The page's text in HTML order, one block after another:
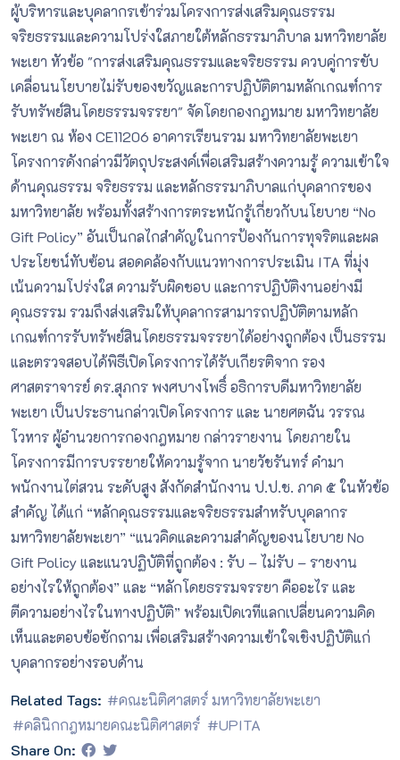
ผู้บริหารและบุคลากรเข้าร่วมโครงการส่งเสริมคุณธรรม
จริยธรรมและความโปร่งใสภายใต้หลักธรรมาภิบาล มหาวิทยาลัย
พะเยา หัวข้อ "การส่งเสริมคุณธรรมและจริยธรรม ควบคู่การขับ
เคลื่อนนโยบายไม่รับของขวัญและการปฏิบัติตามหลักเกณฑ์การ
รับทรัพย์สินโดยธรรมจรรยา" จัดโดยกองกฎหมาย มหาวิทยาลัย
พะเยา ณ ห้อง CE11206 อาคารเรียนรวม มหาวิทยาลัยพะเยา
โครงการดังกล่าวมีวัตถุประสงค์เพื่อเสริมสร้างความรู้ ความเข้าใจ
ด้านคุณธรรม จริยธรรม และหลักธรรมาภิบาลแก่บุคลากรของ
มหาวิทยาลัย พร้อมทั้งสร้างการตระหนักรู้เกี่ยวกับนโยบาย “No
Gift Policy” อันเป็นกลไกสำคัญในการป้องกันการทุจริตและผล
ประโยชน์ทับซ้อน สอดคล้องกับแนวทางการประเมิน ITA ที่มุ่ง
เน้นความโปร่งใส ความรับผิดชอบ และการปฏิบัติงานอย่างมี
คุณธรรม รวมถึงส่งเสริมให้บุคลากรสามารถปฏิบัติตามหลัก
เกณฑ์การรับทรัพย์สินโดยธรรมจรรยาได้อย่างถูกต้อง เป็นธรรม
และตรวจสอบได้พิธีเปิดโครงการได้รับเกียรติจาก รอง
ศาสตราจารย์ ดร.สุภกร พงศบางโพธิ์ อธิการบดีมหาวิทยาลัย
พะเยา เป็นประธานกล่าวเปิดโครงการ และ นายศตฉัน วรรณ
โวหาร ผู้อำนวยการกองกฎหมาย กล่าวรายงาน โดยภายใน
โครงการมีการบรรยายให้ความรู้จาก นายวัชรันทร์ คำมา
พนักงานไต่สวน ระดับสูง สังกัดสำนักงาน ป.ป.ช. ภาค ๕ ในหัวข้อ
สำคัญ ได้แก่ “หลักคุณธรรมและจริยธรรมสำหรับบุคลากร
มหาวิทยาลัยพะเยา” “แนวคิดและความสำคัญของนโยบาย No
Gift Policy และแนวปฏิบัติที่ถูกต้อง : รับ – ไม่รับ – รายงาน
อย่างไรให้ถูกต้อง” และ “หลักโดยธรรมจรรยา คืออะไร และ
ตีความอย่างไรในทางปฏิบัติ” พร้อมเปิดเวทีแลกเปลี่ยนความคิด
เห็นและตอบข้อซักถาม เพื่อเสริมสร้างความเข้าใจเชิงปฏิบัติแก่
บุคลากรอย่างรอบด้าน
Related Tags: #คณะนิติศาสตร์ มหาวิทยาลัยพะเยา
#คลินิกกฎหมายคณะนิติศาสตร์ #UPITA
Share On: